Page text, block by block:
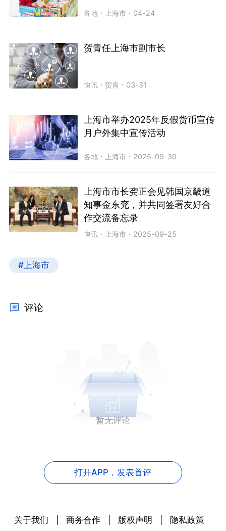
各地 ・ 上海市 ・ 04-24
贺青任上海市副市长
快讯 ・贺青 ・ 03-31
上海市举办2025年反假货币宣传
月户外集中宣传活动
各地 ・ 上海市 ・ 2025-09-30
上海市市长龚正会见韩国京畿道
知事金东兖，并共同签署友好合
作交流备忘录
快讯 ・ 上海市 ・ 2025-09-25
#上海市
评论
暂无评论
打开APP， 发表首评
关于我们 商务合作 版权声明 隐私政策